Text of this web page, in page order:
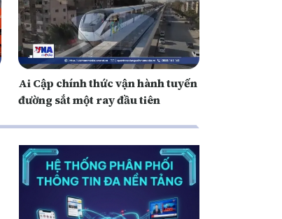
Ai Cập chính thức vận hành tuyến
đường sắt một ray đầu tiên